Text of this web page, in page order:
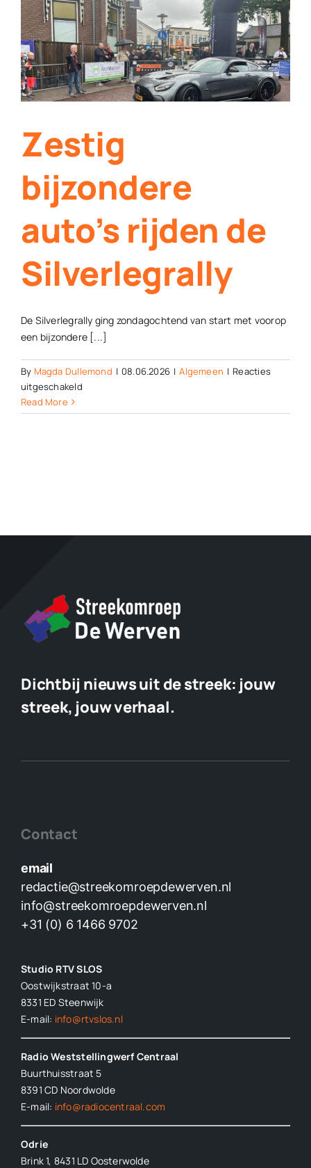
Contact
Plaats je eigen nieuws
Zestig
bijzondere
auto’s rijden de
Silverlegrally
De Silverlegrally ging zondagochtend van start met voorop
een bijzondere [...]
By Magda Dullemond | 08.06.2026 | Algemeen | Reacties
uitgeschakeldvoor
bijzondere
Read More
Dichtbij nieuws uit de streek: jouw
streek, jouw verhaal.
Contact
email
redactie@streekomroepdewerven.nl
info@streekomroepdewerven.nl
+31 (0) 6 1466 9702
Studio RTV SLOS
Oostwijkstraat 10-a
8331 ED Steenwijk
E-mail: info@rtvslos.nl
Radio Weststellingwerf Centraal
Buurthuisstraat 5
8391 CD Noordwolde
E-mail: info@radiocentraal.com
Odrie
Brink 1, 8431 LD Oosterwolde